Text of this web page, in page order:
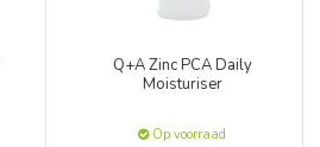
Q+A Zinc PCA Daily
Moisturiser
Op voorraad